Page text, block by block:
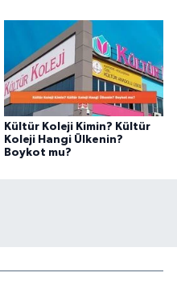
Kültür Koleji Kimin? Kültür
Koleji Hangi Ülkenin?
Boykot mu?